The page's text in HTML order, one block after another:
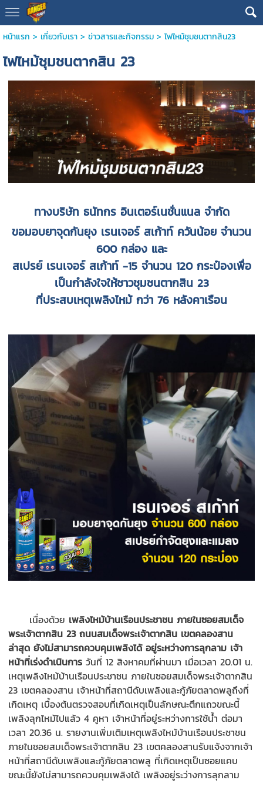
หน้าแรก > เกี่ยวกับเรา> ข่าวสารและกิจกรรม> ไฟไหม้ชุมชนตากสิน23
ไฟไหม้ชุมชนตากสิน 23
ทางบริษัท ธนัทกร อินเตอร์เนชั่นแนล จำกัด
ขอมอบยาจุดกันยุง เรนเจอร์ สเก้าท์ ควันน้อย จำนวน
600 กล่อง และ
สเปรย์ เรนเจอร์ สเก้าท์ -15 จำนวน 120 กระป๋องเพื่อ
เป็นกำลังใจให้ชาวชุมชนตากสิน 23
ที่ประสบเหตุเพลิงไหม้ กว่า 76 หลังคาเรือน
เนื่องด้วย เพลิงไหม้บ้านเรือนประชาชน ภายในซอยสมเด็จ
พระเจ้าตากสิน 23 ถนนสมเด็จพระเจ้าตากสิน เขตคลองสาน
ล่าสุด ยังไม่สามารถควบคุมเพลิงได้ อยู่ระหว่างการลุกลาม เจ้า
หน้าที่เร่งดำเนินการวันที่ 12 สิงหาคมที่ผ่านมา เมื่อเวลา 20.01 น.
เหตุเพลิงไหม้บ้านเรือนประชาชน ภายในซอยสมเด็จพระเจ้าตากสิน
23 เขตคลองสาน เจ้าหน้าที่สถานีดับเพลิงและกู้ภัยตลาดพลูถึงที่
เกิดเหตุ เบื้องต้นตรวจสอบที่เกิดเหตุเป็นลักษณะตึกแถวขณะนี้
เพลิงลุกไหม้ไปแล้ว 4 คูหา เจ้าหน้าที่อยู่ระหว่างการใช้น้ำต่อมา
เวลา 20.36 น. รายงานเพิ่มเติมเหตุเพลิงไหม้บ้านเรือนประชาชน
ภายในซอยสมเด็จพระเจ้าตากสิน 23 เขตคลองสานรับแจ้งจากเจ้า
หน้าที่สถานีดับเพลิงและกู้ภัยตลาดพลู ที่เกิดเหตุเป็นซอยแคบ
ขณะนี้ยังไม่สามารถควบคุมเพลิงได้ เพลิงอยู่ระว่างการลุกลาม